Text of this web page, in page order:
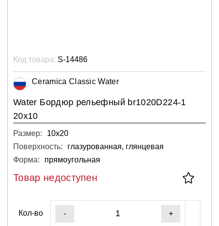
Код товара: S-14486
Ceramica Classic Water
Water Бордюр рельефный br1020D224-1
20х10
Размер:
10х20
Поверхность:
глазурованная, глянцевая
Форма:
прямоугольная
Товар недоступен
Кол-во - +